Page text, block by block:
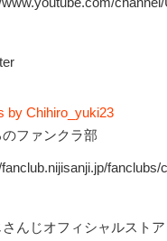
by Chihiro_yuki23
ファンクラ部
fanclubs/
んじオフィシャルストア